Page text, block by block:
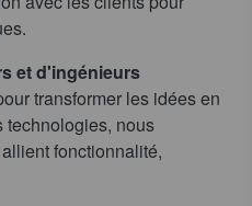
et d'ingénieurs
transformer les idées en
technologies, nous
fonctionnalité,